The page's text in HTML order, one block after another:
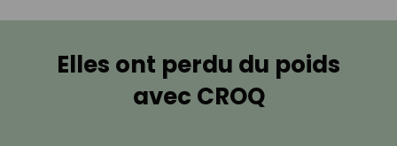
Elles ont perdu du poids
avec CROQ